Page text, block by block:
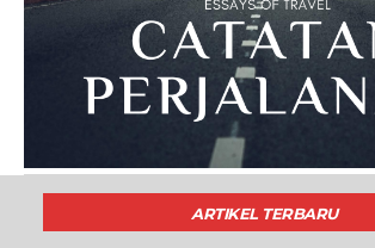
ARTIKEL TERBARU